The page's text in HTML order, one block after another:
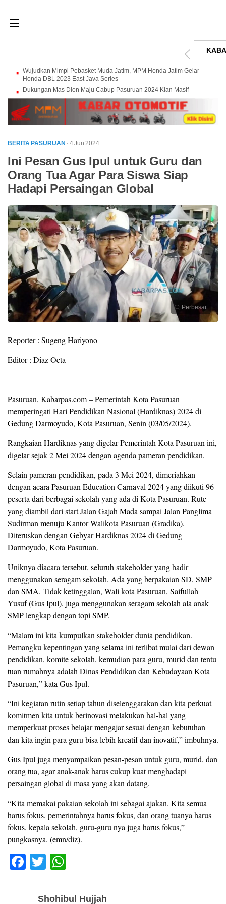
Wujudkan Mimpi Pebasket Muda Jatim, MPM Honda Jatim Gelar
Honda DBL 2023 East Java Series
Dukungan Mas Dion Maju Cabup Pasuruan 2024 Kian Masif
BERITA PASURUAN · 4 Jun 2024
Ini Pesan Gus Ipul untuk Guru dan
Orang Tua Agar Para Siswa Siap
Hadapi Persaingan Global
Perbesar
Reporter : Sugeng Hariyono
Editor : Diaz Octa
Pasuruan, Kabarpas.com – Pemerintah Kota Pasuruan
memperingati Hari Pendidikan Nasional (Hardiknas) 2024 di
Gedung Darmoyudo, Kota Pasuruan, Senin (03/05/2024).
Rangkaian Hardiknas yang digelar Pemerintah Kota Pasuruan ini,
digelar sejak 2 Mei 2024 dengan agenda pameran pendidikan.
Selain pameran pendidikan, pada 3 Mei 2024, dimeriahkan
dengan acara Pasuruan Education Carnaval 2024 yang diikuti 96
peserta dari berbagai sekolah yang ada di Kota Pasuruan. Rute
yang diambil dari start Jalan Gajah Mada sampai Jalan Panglima
Sudirman menuju Kantor Walikota Pasuruan (Gradika).
Diteruskan dengan Gebyar Hardiknas 2024 di Gedung
Darmoyudo, Kota Pasuruan.
Uniknya diacara tersebut, seluruh stakeholder yang hadir
menggunakan seragam sekolah. Ada yang berpakaian SD, SMP
dan SMA. Tidak ketinggalan, Wali kota Pasuruan, Saifullah
Yusuf (Gus Ipul), juga menggunakan seragam sekolah ala anak
SMP lengkap dengan topi SMP.
“Malam ini kita kumpulkan stakeholder dunia pendidikan.
Pemangku kepentingan yang selama ini terlibat mulai dari dewan
pendidikan, komite sekolah, kemudian para guru, murid dan tentu
tuan rumahnya adalah Dinas Pendidikan dan Kebudayaan Kota
Pasuruan,” kata Gus Ipul.
“Ini kegiatan rutin setiap tahun diselenggarakan dan kita perkuat
komitmen kita untuk berinovasi melakukan hal-hal yang
memperkuat proses belajar mengajar sesuai dengan kebutuhan
dan kita ingin para guru bisa lebih kreatif dan inovatif,” imbuhnya.
Gus Ipul juga menyampaikan pesan-pesan untuk guru, murid, dan
orang tua, agar anak-anak harus cukup kuat menghadapi
persaingan global di masa yang akan datang.
“Kita memakai pakaian sekolah ini sebagai ajakan. Kita semua
harus fokus, pemerintahnya harus fokus, dan orang tuanya harus
fokus, kepala sekolah, guru-guru nya juga harus fokus,”
pungkasnya. (emn/diz).
F
T
tt
at
Shohibul Hujjah